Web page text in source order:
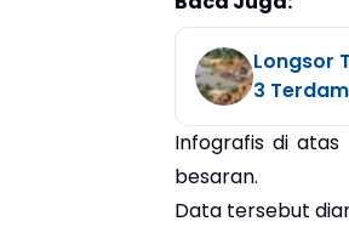
Longsor
3
Infografis di atas
besaran.
Data tersebut